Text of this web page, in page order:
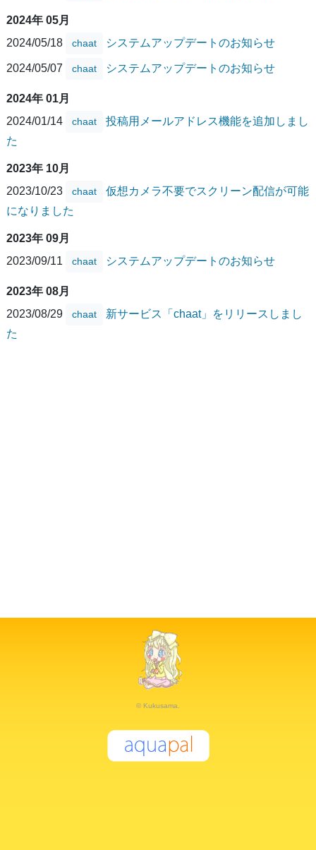
2024年 05月
2024/05/18
chaat システムアップデートのお知らせ
2024/05/07 chaat システムアップデートのお知らせ
2024年 01月
2024/01/14
chaat
投稿用メールアドレス機能を追加しまし
た
2023年 10月
2023/10/23
chaat
仮想カメラ不要でスクリーン配信が可能
になりました
2023年 09月
2023/09/11
chaat システムアップデートのお知らせ
2023年 08月
2023/08/29
chaat
新サービス「chaat」をリリースしまし
た
© Kukusama.